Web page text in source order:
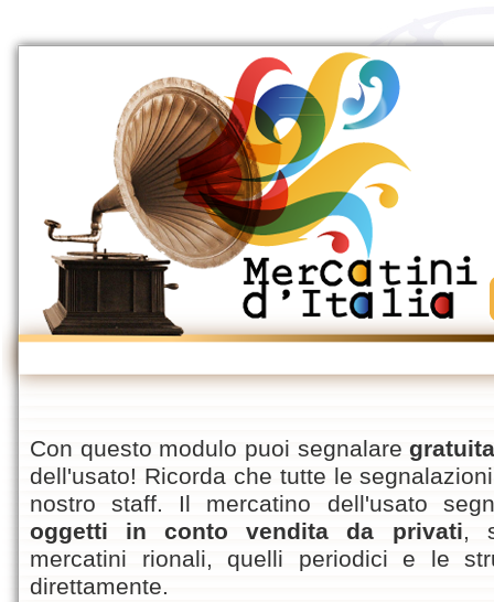
Con questo modulo puoi segnalare
dell'usato! Ricorda che tutte le
nostro staff. Il mercatino dell'usato
oggetti in conto vendita da privati,
mercatini rionali, quelli periodici e le
direttamente.